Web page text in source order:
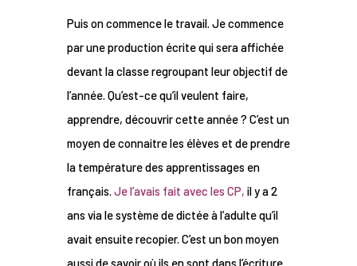
Puis on commence le travail. Je commence
par une production écrite qui sera affichée
devant la classe regroupant leur objectif de
l’année. Qu’est-ce qu’il veulent faire,
apprendre, découvrir cette année ? C’est un
moyen de connaitre les élèves et de prendre
la température des apprentissages en
français. Je l’avais fait avec les CP, il y a 2
ans via le système de dictée à l’adulte qu’il
avait ensuite recopier. C’est un bon moyen
aussi de savoir où ils en sont dans l’écriture